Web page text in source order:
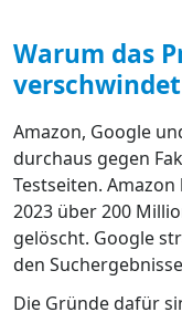
Warum das
verschwindet
Amazon, Google
durchaus gegen
Testseiten.
2023 über 200
gelöscht. Google
den
Die Gründe dafür